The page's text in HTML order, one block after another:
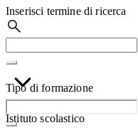
Inserisci termine di ricerca
Tipo di formazione
Istituto scolastico